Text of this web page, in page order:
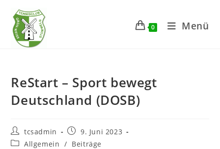
Inhalt
springen
0 Menü
ReStart – Sport bewegt
Deutschland (DOSB)
Beitrags-
Autor:
tcsadmin
Beitrag
veröffentlicht:
9. Juni 2023
Beitrags-
Allgemein / Beiträge